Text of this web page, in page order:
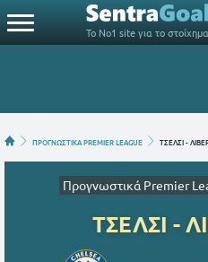
Το Νο1 site για το στοίχημα
ΠΡΟΓΝΩΣΤΙΚΑ PREMIER LEAGUE ΤΣΕΛΣΙ -
Προγνωστικά Premier
ΤΣΕΛΣΙ -